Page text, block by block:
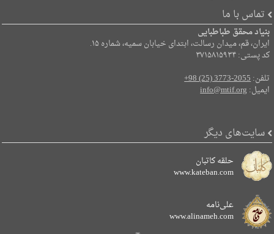
تماس با ما
بنیاد محقق طباطبایی
ایران، قم، میدان رسالت، ابتدای خیابان سمیه، شماره ۱۵.
کد پستی: ۳۷۱۵۸۱۵۹۳۴
تلفن:+98 (25) 3773-2055
ایمیل:info@mtif.org
سایت‌های دیگر
حلقه کاتبان
www.kateban.com
علی‌نامه
www.alinameh.com